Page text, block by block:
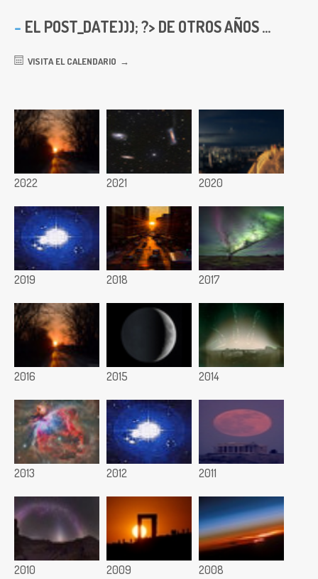
EL POST_DATE))); ?> DE OTROS AÑOS ...
VISITA EL CALENDARIO
2022 2021 2020
2019 2018 2017
2016 2015 2014
2013 2012 2011
2010 2009 2008